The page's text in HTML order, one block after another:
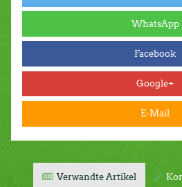
WhatsApp
Facebook
Google+
E-Mail
Verwandte Artikel